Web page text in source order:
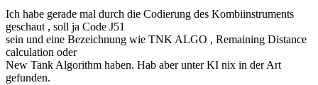
Ich habe gerade mal durch die Codierung des Kombiinstruments
geschaut , soll ja Code J51
sein und eine Bezeichnung wie TNK ALGO , Remaining Distance
calculation oder
New Tank Algorithm haben. Hab aber unter KI nix in der Art
gefunden.